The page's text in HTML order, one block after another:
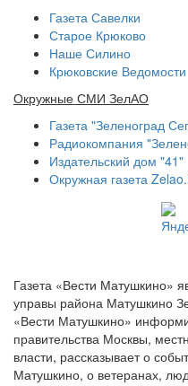
Газета Савелки
Старое Крюково
Наше Силино
Крюковские Ведомости
Окружные СМИ ЗелАО
Газета "Зеленоград
Радиокомпания
Издательский дом "41"
Окружная газета
Газета «Вести Матушкино»
управы района Матушкино
«Вести Матушкино»
правительства Москвы,
власти, рассказывает о
Матушкино, о ветеранах,